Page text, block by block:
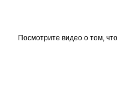
Посмотрите видео о том,